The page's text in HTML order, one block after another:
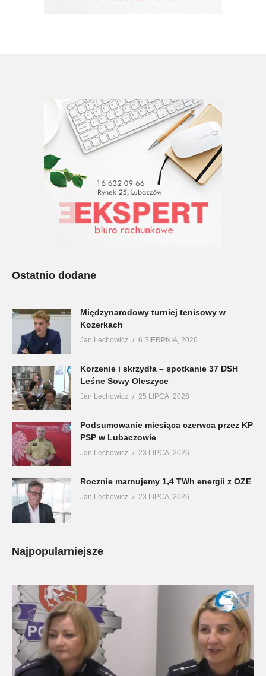
Ostatnio dodane
Międzynarodowy turniej tenisowy w
Kozerkach
Jan Lechowicz 6 SIERPNIA, 2026
Korzenie i skrzydła – spotkanie 37 DSH
Leśne Sowy Oleszyce
Jan Lechowicz 25 LIPCA, 2026
Podsumowanie miesiąca czerwca przez KP
PSP w Lubaczowie
Jan Lechowicz 23 LIPCA, 2026
Rocznie marnujemy 1,4 TWh energii z OZE
Jan Lechowicz 23 LIPCA, 2026
Najpopularniejsze